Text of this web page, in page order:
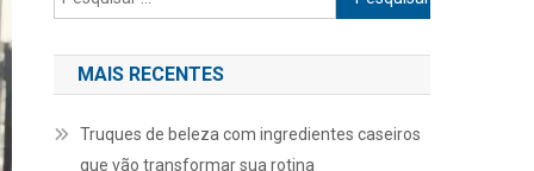
por:
MAIS RECENTES
Truques de beleza com ingredientes caseiros
que vão transformar sua rotina